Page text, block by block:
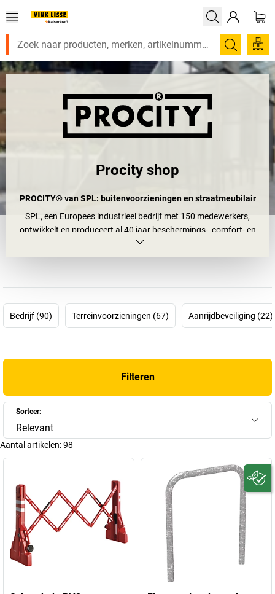
Zoeken
Procity shop
PROCITY® van SPL: buitenvoorzieningen en straatmeubilair
SPL, een Europees industrieel bedrijf met 150 medewerkers,
ontwikkelt en produceert al 40 jaar beschermings-, comfort- en
informatieproducten in Frankrijk.
Europese marktleiders in dit segment. Het productassortiment
omvatoverkappingen, zitbanken, afvalbakken, fietsenrekkenen
nog veel meer.
fabricage en productie.
Samen met PROCITY® kunt u nu ook
en esthetisch. Ontdek nu onze producten!
Bedrijf (90) Terreinvoorzieningen (67) Aanrijdbeveiliging (22)
Filteren
Sorteer:
Relevant
Aantal artikelen:98